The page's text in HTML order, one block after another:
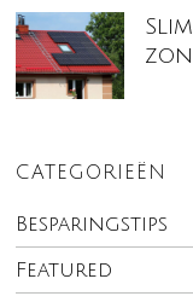
CATEGORIEËN
Besparingstips
Featured